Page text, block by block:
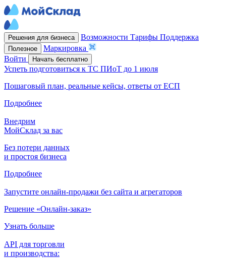
Решения для бизнеса Возможности Тарифы Поддержка
Полезное
Маркировка
Войти
Начать бесплатно
Успеть подготовиться к ТС ПИоТ до 1 июля
Пошаговый план, реальные кейсы, ответы от ЕСП
Подробнее
Внедрим
МойСклад за вас
Без потери данных
и простоя бизнеса
Подробнее
Запустите онлайн-продажи без сайта и агрегаторов
Решение «Онлайн-заказ»
Узнать больше
API для торговли
и производства: